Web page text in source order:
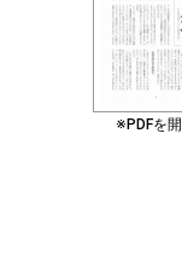
※PDFを開